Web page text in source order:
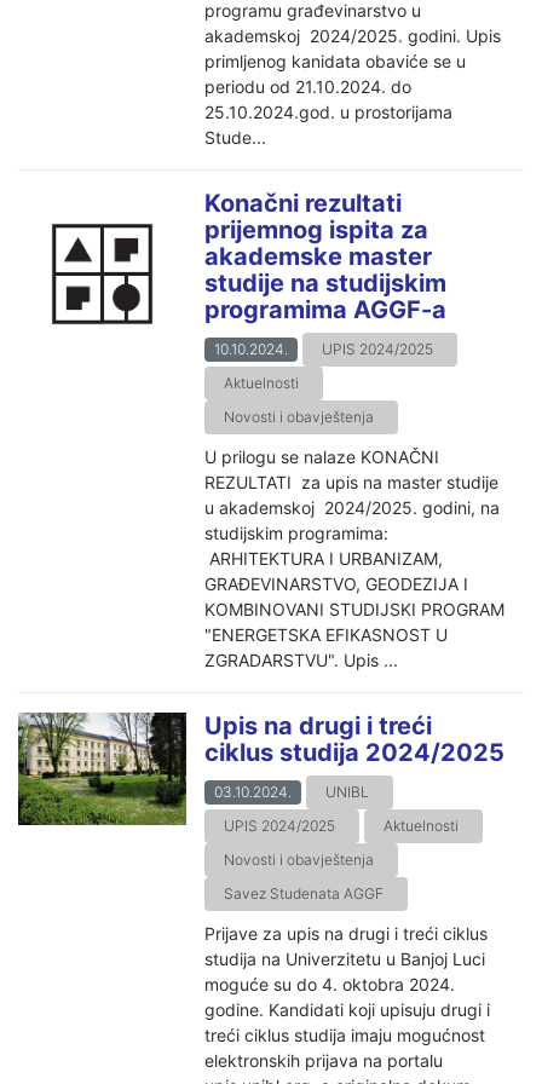
programu građevinarstvo u
akademskoj 2024/2025. godini. Upis
primljenog kanidata obaviće se u
periodu od 21.10.2024. do
25.10.2024.god. u prostorijama
Stude...
Konačni rezultati
prijemnog ispita za
akademske master
studije na studijskim
programima AGGF-a
10.10.2024.
UPIS 2024/2025
Aktuelnosti
Novosti i obavještenja
U prilogu se nalaze KONAČNI
REZULTATI za upis na master studije
u akademskoj 2024/2025. godini, na
studijskim programima:
ARHITEKTURA I URBANIZAM,
GRAĐEVINARSTVO, GEODEZIJA I
KOMBINOVANI STUDIJSKI PROGRAM
"ENERGETSKA EFIKASNOST U
ZGRADARSTVU". Upis ...
Upis na drugi i treći
ciklus studija 2024/2025
03.10.2024.
UNIBL
UPIS 2024/2025
Aktuelnosti
Novosti i obavještenja
Savez Studenata AGGF
Prijave za upis na drugi i treći ciklus
studija na Univerzitetu u Banjoj Luci
moguće su do 4. oktobra 2024.
godine. Kandidati koji upisuju drugi i
treći ciklus studija imaju mogućnost
elektronskih prijava na portalu